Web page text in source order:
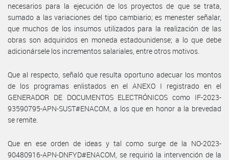
necesarios para la ejecución de los proyectos de que se trata,
sumado a las variaciones del tipo cambiario; es menester señalar,
que muchos de los insumos utilizados para la realización de las
obras son adquiridos en moneda estadounidense; a lo que debe
adicionársele los incrementos salariales, entre otros motivos.
Que al respecto, señaló que resulta oportuno adecuar los montos
de los programas enlistados en el ANEXO I registrado en el
GENERADOR DE DOCUMENTOS ELECTRÓNICOS como IF-2023-
93590795-APN-SUST#ENACOM, a los que en honor a la brevedad
se remite.
Que en ese orden de ideas y tal como surge de la NO-2023-
90480916-APN-DNFYD#ENACOM, se requirió la intervención de la